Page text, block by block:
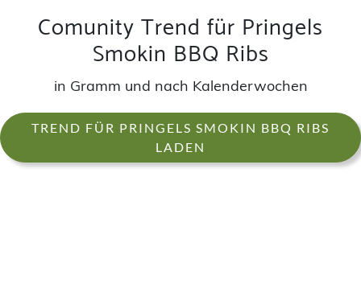
Comunity Trend für Pringels
Smokin BBQ Ribs
in Gramm und nach Kalenderwochen
TREND FÜR PRINGELS SMOKIN BBQ RIBS
LADEN